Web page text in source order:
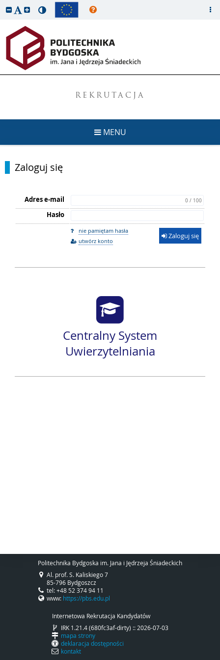
REKRUTACJA
MENU
Zaloguj się
Adres e-mail 0 / 100
Hasło
nie pamiętam hasła
utwórz konto
Zaloguj się
Centralny System
Uwierzytelniania
Politechnika Bydgoska im. Jana i Jędrzeja Śniadeckich
Al. prof. S. Kaliskiego 7
85-796 Bydgoszcz
tel: +48 52 374 94 11
www: https://pbs.edu.pl
Internetowa Rekrutacja Kandydatów
IRK 1.21.4 (680fc3af-dirty) :: 2026-07-03
mapa strony
deklaracja dostępności
kontakt